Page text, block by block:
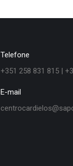
Telefone
+351 258 831 815 |
E-mail